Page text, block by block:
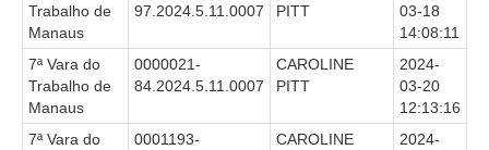
Trabalho de
Manaus
97.2024.5.11.0007
PITT
03-18
14:08:11
7ª Vara do
Trabalho de
Manaus
0000021-
84.2024.5.11.0007
CAROLINE
PITT
2024-
03-20
12:13:16
7ª Vara do
0001193-
CAROLINE
2024-